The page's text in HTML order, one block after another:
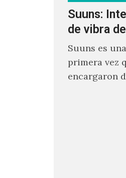
Suuns:
de vibra
Suuns es
primera vez
encargaron